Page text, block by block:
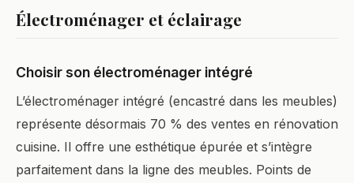
Électroménager et éclairage
Choisir son électroménager intégré
L’électroménager intégré (encastré dans les meubles)
représente désormais 70 % des ventes en rénovation
cuisine. Il offre une esthétique épurée et s’intègre
parfaitement dans la ligne des meubles. Points de